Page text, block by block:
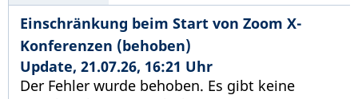
Einschränkung beim Start von Zoom X-
Konferenzen (behoben)
Update, 21.07.26, 16:21 Uhr
Der Fehler wurde behoben. Es gibt keine